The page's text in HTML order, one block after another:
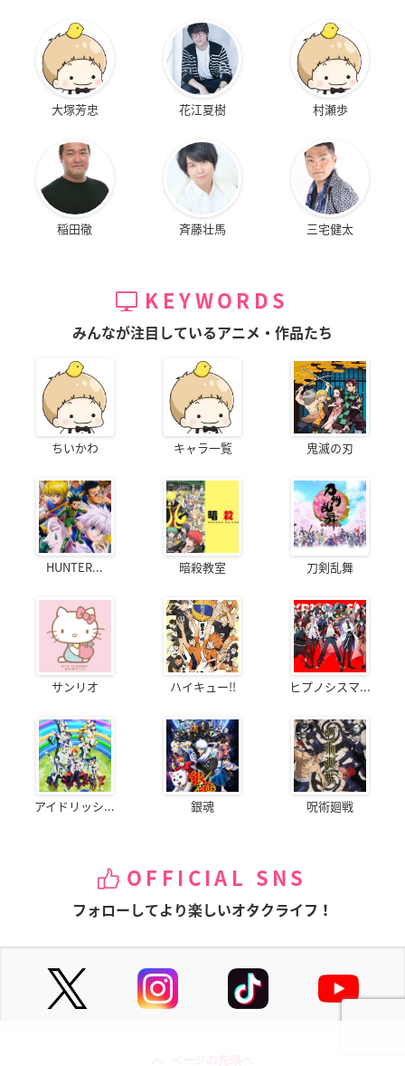
大塚芳忠 花江夏樹 村瀬歩
稲田徹 斉藤壮馬 三宅健太
KEYWORDS
みんなが注目しているアニメ・作品たち
ちいかわ キャラ一覧 鬼滅の刃
HUNTER... 暗殺教室 刀剣乱舞
サンリオ ハイキュー!! ヒプノシスマ...
アイドリッシ... 銀魂 呪術廻戦
OFFICIAL SNS
フォローしてより楽しいオタクライフ！